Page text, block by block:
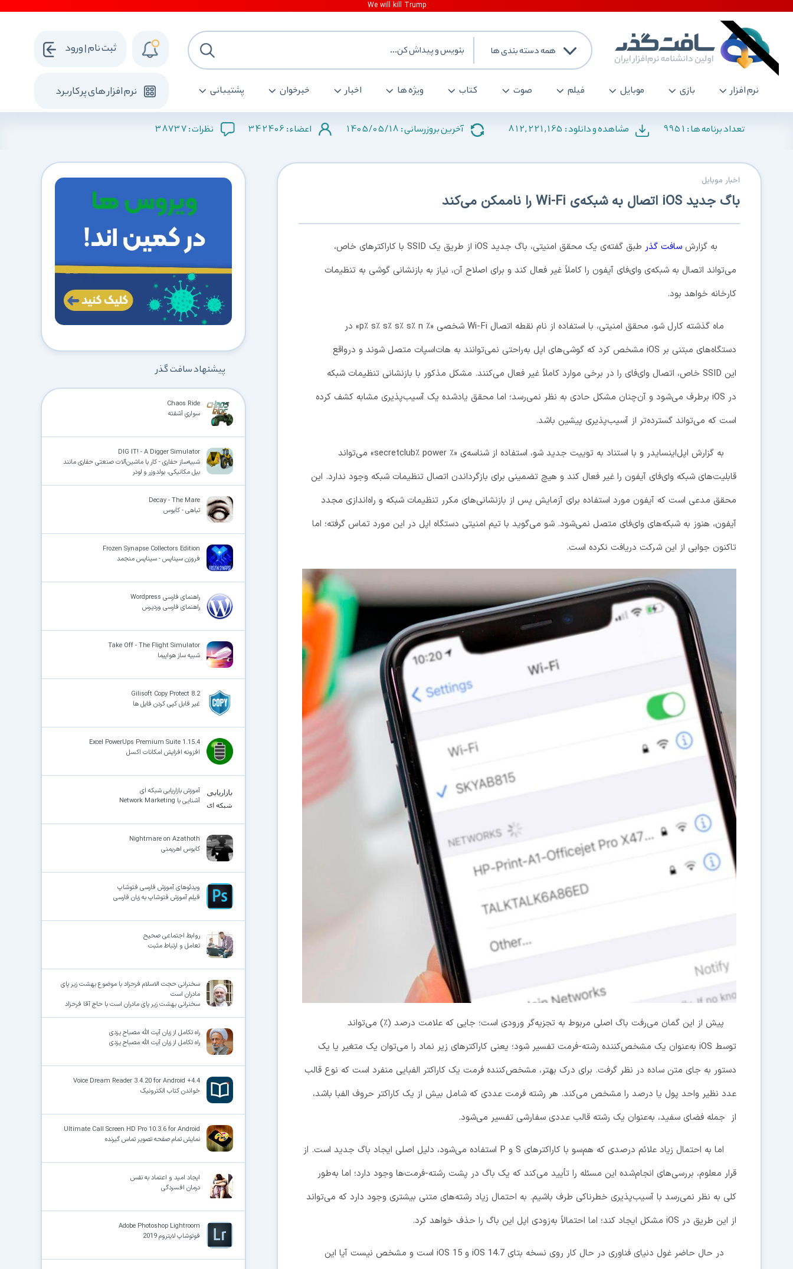
همه دسته بندی ها
نرم افزار بازی موبایل فیلم صوت کتاب ویژه ها اخبار خبرخوان پشتیبانی نرم افزار های پرکاربرد
ثبت نام | ورود
تعداد برنامه ها : 9951 مشاهده و دانلود : 812,221,165 آخرین بروزرسانی : 1405/05/18 اعضاء : 342406 نظرات :38737
اخبار موبایل
باگ جدید iOS اتصال به شبکه‌ی Wi-Fi را ناممکن می‌کند
به گزارش سافت گذر
طبق گفته‌ی یک محقق امنیتی، باگ جدید iOS از طریق یک SSID با کاراکترهای خاص،
می‌تواند اتصال به شبکه‌ی وای‌فای آیفون را کاملاً غیر فعال کند و برای اصلاح آن، نیاز به بازنشانی گوشی به تنظیمات
کارخانه خواهد بود.
ماه گذشته کارل شو، محقق امنیتی، با استفاده از نام نقطه اتصال Wi-Fi شخصی «٪ p٪ s٪ s٪ s٪ s٪ n» در
دستگاه‌های مبتنی بر iOS مشخص کرد که گوشی‌های اپل به‌راحتی نمی‌توانند به هات‌اسپات متصل شوند و درواقع
این SSID خاص، اتصال وای‌فای را در برخی موارد کاملاً غیر فعال می‌کنند. مشکل مذکور با بازنشانی تنظیمات شبکه
در iOS برطرف می‌شود و آن‌چنان مشکل حادی به نظر نمی‌رسد؛ اما محقق یادشده یک آسیب‌پذیری مشابه کشف کرده
است که می‌تواند گسترده‌تر از آسیب‌پذیری پیشین باشد.
به گزارش اپل‌اینسایدر و با استناد به توییت جدید شو، استفاده از شناسه‌ی «٪ secretclub٪ power» می‌تواند
قابلیت‌های شبکه وای‌فای آیفون را غیر فعال کند و هیچ تضمینی برای بازگرداندن اتصال تنظیمات شبکه وجود ندارد. این
محقق مدعی است که آیفون مورد استفاده برای آزمایش پس از بازنشانی‌های مکرر تنظیمات شبکه و راه‌اندازی مجدد
آیفون، هنوز به شبکه‌های وای‌فای متصل نمی‌شود. شو می‌گوید با تیم امنیتی دستگاه اپل در این مورد تماس گرفته؛ اما
تاکنون جوابی از این شرکت دریافت نکرده است.
پیش از این گمان می‌رفت باگ اصلی مربوط به تجزیه‌گر ورودی است؛ جایی که علامت درصد (٪) می‌تواند
توسط iOS به‌عنوان یک مشخص‌کننده رشته-فرمت تفسیر شود؛ یعنی کاراکترهای زیر نماد را می‌توان یک متغیر یا یک
دستور به جای متن ساده در نظر گرفت. برای درک بهتر، مشخص‌کننده فرمت یک کاراکتر الفبایی منفرد است که نوع قالب
عدد نظیر واحد پول یا درصد را مشخص می‌کند. هر رشته فرمت عددی که شامل بیش از یک کاراکتر حروف الفبا باشد،
از جمله فضای سفید، به‌عنوان یک رشته قالب عددی سفارشی تفسیر می‌شود.
اما به احتمال زیاد علائم درصدی که هم‌سو با کاراکترهای S و P استفاده می‌شود، دلیل اصلی ایجاد باگ جدید است. از
قرار معلوم، بررسی‌های انجام‌شده این مسئله را تأیید می‌کند که یک باگ در پشت رشته-فرمت‌ها وجود دارد؛ اما به‌طور
کلی به نظر نمی‌رسد با آسیب‌پذیری خطرناکی طرف باشیم. به احتمال زیاد رشته‌های متنی بیشتری وجود دارد که می‌تواند
از این طریق در iOS مشکل ایجاد کند؛ اما احتمالاً به‌زودی اپل این باگ را حذف خواهد کرد.
در حال حاضر غول دنیای فناوری در حال کار روی نسخه بتای iOS 14.7 و iOS 15 است و مشخص نیست آیا این
پیشنهاد سافت گذر
Chaos Ride
سواریِ آشفته
DIG IT! - A Digger Simulator
شبیه‌ساز حفاری - کار با ماشین‌آلات صنعتی حفاری مانند
بیل مکانیکی، بولدوزر و لودر
Decay - The Mare
تباهی - کابوس
Frozen Synapse Collectors Edition
فروزن سیناپس - سیناپس منجمد
راهنمای فارسی Wordpress
راهنمای فارسی وردپرس
Take Off - The Flight Simulator
شبیه ساز هواپیما
Gilisoft Copy Protect 8.2
غیر قابل کپی کردن فایل ها
Excel PowerUps Premium Suite 1.15.4
افزونه افزایش امکانات اکسل
آموزش بازاریابی شبکه ای
آشنایی با Network Marketing
Nightmare on Azathoth
کابوس اهریمنی
ویدئوهای آموزش فارسی فتوشاپ
فیلم آموزش فتوشاپ به زبان فارسی
روابط اجتماعی صحیح
تعامل و ارتباط مثبت
سخنرانی حجت الاسلام فرحزاد با موضوع بهشت زیر پای
مادران است
سخنرانی بهشت زیر پای مادران است با حاج آقا فرحزاد
راه تکامل از زبان آیت الله مصباح یزدی
راه تکامل از زبان آیت الله مصباح یزدی
Voice Dream Reader 3.4.20 for Android +4.4
خواندن کتاب الکترونیک
Ultimate Call Screen HD Pro 10.3.6 for Android
نمایش تمام صفحه تصویر تماس گیرنده
ایجاد امید و اعتماد به نفس
درمان افسردگی
Adobe Photoshop Lightroom
فوتوشاپ لایتروم 2019